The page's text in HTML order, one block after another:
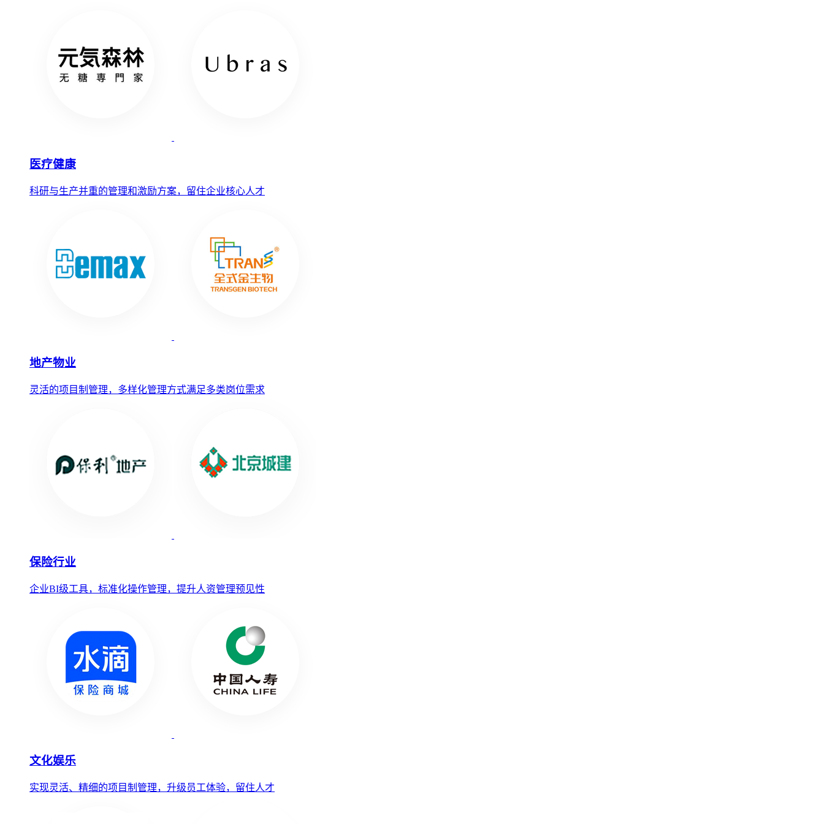
医疗健康
科研与生产并重的管理和激励方案，留住企业核心人才
地产物业
灵活的项目制管理，多样化管理方式满足多类岗位需求
保险行业
企业BI级工具，标准化操作管理，提升人资管理预见性
文化娱乐
实现灵活、精细的项目制管理，升级员工体验，留住人才